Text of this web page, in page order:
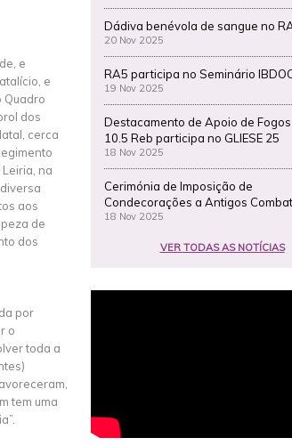
e
e
Quadro
dos
cerca
na
aos
de
dos
por
o
toda a
tem uma
Dádiva benévola de sangue no
20 Nov 2025
RA5 participa no Seminário
19 Nov 2025
Destacamento de Apoio de
10.5 Reb participa no GLIESE 25
18 Nov 2025
Cerimónia de Imposição de
Condecorações a Antigos
18 Nov 2025
VER TODAS AS NOTÍCIAS